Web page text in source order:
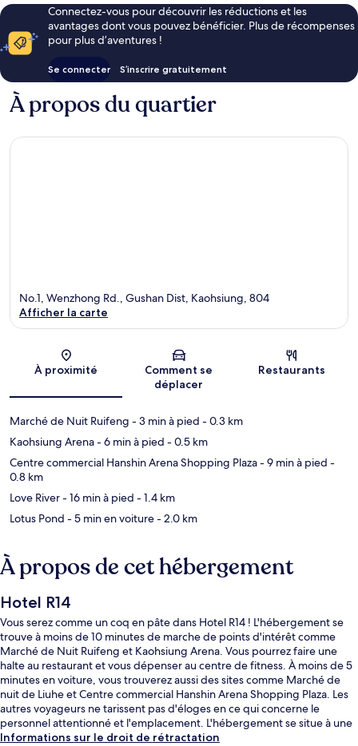
Connectez-vous pour découvrir les réductions et les
avantages dont vous pouvez bénéficier. Plus de récompenses
pour plus d’aventures !
Se connecter S’inscrire gratuitement
À propos du quartier
Carte
No.1, Wenzhong Rd., Gushan Dist, Kaohsiung, 804
Afficher la carte
À proximité
Comment se
déplacer
Restaurants
Marché de Nuit Ruifeng - 3 min à pied - 0.3 km
Kaohsiung Arena- 6 min à pied - 0.5 km
Centre commercial Hanshin Arena Shopping Plaza- 9 min à pied -
0.8 km
Love River- 16 min à pied - 1.4 km
Lotus Pond - 5 min en voiture- 2.0 km
À propos de cet hébergement
Hotel R14
Vous serez comme un coq en pâte dans Hotel R14 ! L'hébergement se
trouve à moins de 10 minutes de marche de points d'intérêt comme
Marché de Nuit Ruifeng et Kaohsiung Arena. Vous pourrez faire une
halte au restaurant et vous dépenser au centre de fitness. À moins de 5
minutes en voiture, vous trouverez aussi des sites comme Marché de
nuit de Liuhe et Centre commercial Hanshin Arena Shopping Plaza. Les
autres voyageurs ne tarissent pas d'éloges en ce qui concerne le
personnel attentionné et l'emplacement. L'hébergement se situe à une
très courte distance à pied des transports publics : Station Kaohsiung
Informations sur le droit de rétractation